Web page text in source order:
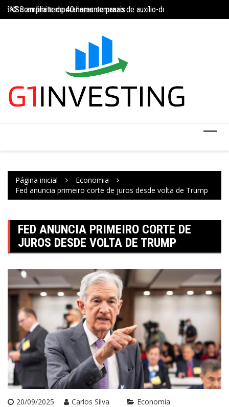
para
5×2 com limite de 40 horas semanais
INSS amplia temporariamente prazo de auxílio-doença sem perícia;
Página inicial
Economia
Fed anuncia primeiro corte de juros desde volta de Trump
FED ANUNCIA PRIMEIRO CORTE DE
JUROS DESDE VOLTA DE TRUMP
20/09/2025 Carlos Silva Economia